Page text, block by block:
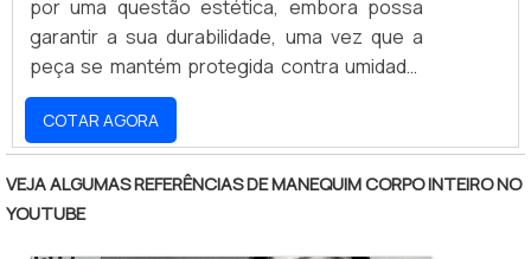
por uma questão estética, embora possa
garantir a sua durabilidade, uma vez que a
peça se mantém protegida contra umidade,
corrosão e atritos. Para que a longevidade
seja ainda maior, o suporte é composto por
uma barra de aço carbono, capaz de
suportar um peso aproximado de 15kg,
variando de acordo com o modelo e
COTAR AGORA
VEJA ALGUMAS REFERÊNCIAS DE MANEQUIM CORPO INTEIRO NO
YOUTUBE